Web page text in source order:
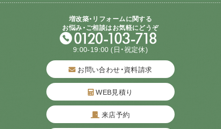
増改築・リフォームに関する
お悩み・ご相談はお気軽にどうぞ
9:00-19:00 (日・祝定休)
お問い合わせ・資料請求
WEB見積り
来店予約